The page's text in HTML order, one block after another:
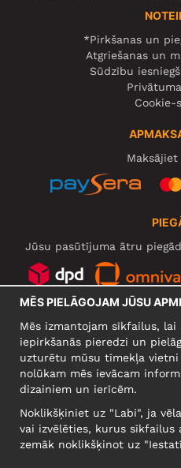
*Pirkšanas un
Atgriešanas un
Sūdzību
Cookie-
Jūsu pasūtījuma ātru
Narva mnt 5,
Reg:
MĒS PIELĀGOJAM JŪSU
Mēs izmantojam sīkfailus,
iepirkšanās pieredzi un
uzturētu mūsu tīmekļa
nolūkam mēs ievācam
dizainiem un ierīcēm.
Noklikšķiniet uz "Labi", ja
vai izvēlēties, kurus sīkfailus
zemāk noklikšķinot uz